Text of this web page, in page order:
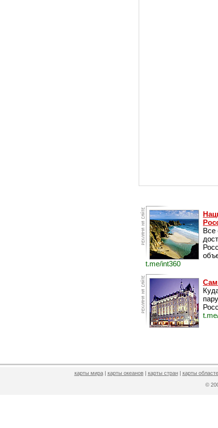
Все
t.me/int360
карты мира| карты океанов| карты стран| карты
©